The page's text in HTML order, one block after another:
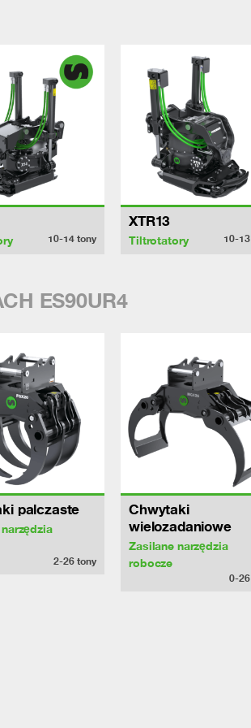
10-14tony
XTR13
Tiltrotatory 10-13
ES90UR4
palczaste
2-26tony
Chwytaki
wielozadaniowe
Zasilane narzędzia
robocze
0-26